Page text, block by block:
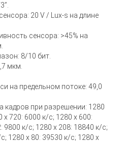
20 V / Lux-s на длине
сенсора: >45% на
8/10 бит.
мкм.
на предельном потоке: 49,0
кадров при разрешении: 1280
x 720: 6000 к/c; 1280 x 600:
9800 к/c; 1280 x 208: 18840 к/c;
1280 x 80: 39530 к/c; 1280 x